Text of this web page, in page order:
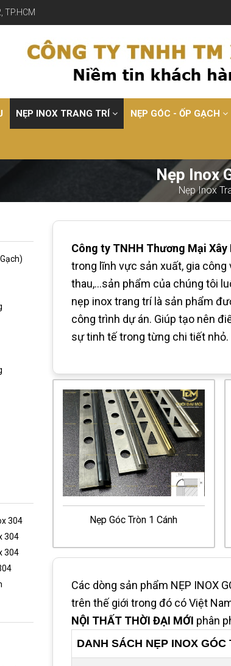
TP.HCM
NẸP INOX TRANG TRÍ NẸP GÓC - ỐP GẠCH
Nẹp Inox
Nẹp Inox
304
304
304
Công ty TNHH Thương Mại
trong lĩnh vực sản xuất, gia công
thau,…sản phẩm của chúng tôi
nẹp inox trang trí là sản phẩm
công trình dự án. Giúp tạo nên
sự tinh tế trong từng chi tiết
Nẹp Góc Tròn 1 Cánh
Các dòng sản phẩm NẸP INOX
trên thế giới trong đó có Việt
NỘI THẤT THỜI ĐẠI MỚI phân
DANH SÁCH NẸP INOX GÓC